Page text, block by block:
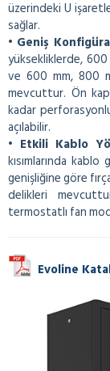
üzerindeki U
sağlar.
• Geniş
yüksekliklerde,
ve 600 mm, 800
mevcuttur. Ön
kadar
açılabilir.
• Etkili Kablo
kısımlarında kablo
genişliğine göre
delikleri
termostatlı fan
Evoline